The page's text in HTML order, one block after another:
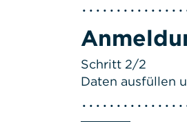
Schritt 2/2
Daten ausfüllen